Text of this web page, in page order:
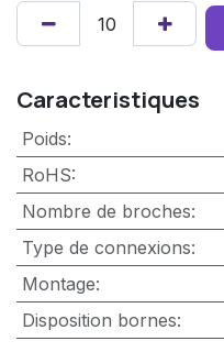
Caracteristiques
Poids:
RoHS:
Nombre de broches:
Type de connexions:
Montage:
Disposition bornes: